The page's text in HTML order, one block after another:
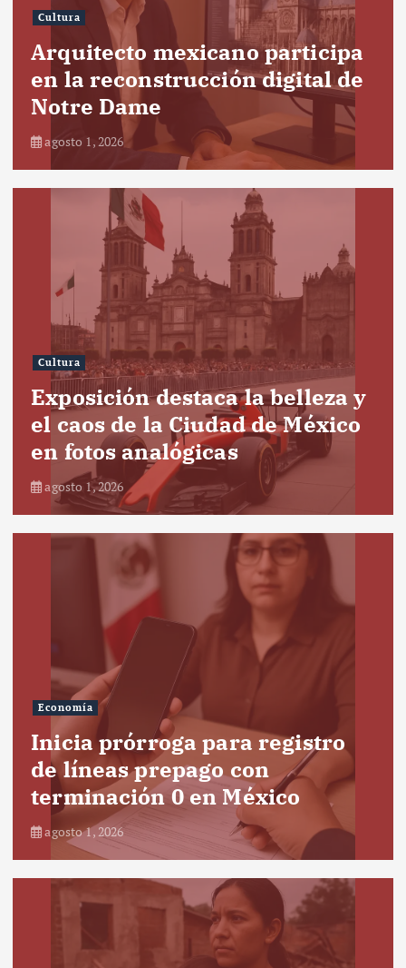
Cultura
Arquitecto mexicano participa
en la reconstrucción digital de
Notre Dame
agosto 1, 2026
Cultura
Exposición destaca la belleza y
el caos de la Ciudad de México
en fotos analógicas
agosto 1, 2026
Economía
Inicia prórroga para registro
de líneas prepago con
terminación 0 en México
agosto 1, 2026